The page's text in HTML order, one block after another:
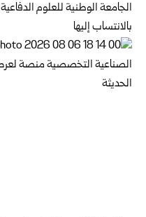
الجامعة الوطنية للعلوم
بالانتساب إليها